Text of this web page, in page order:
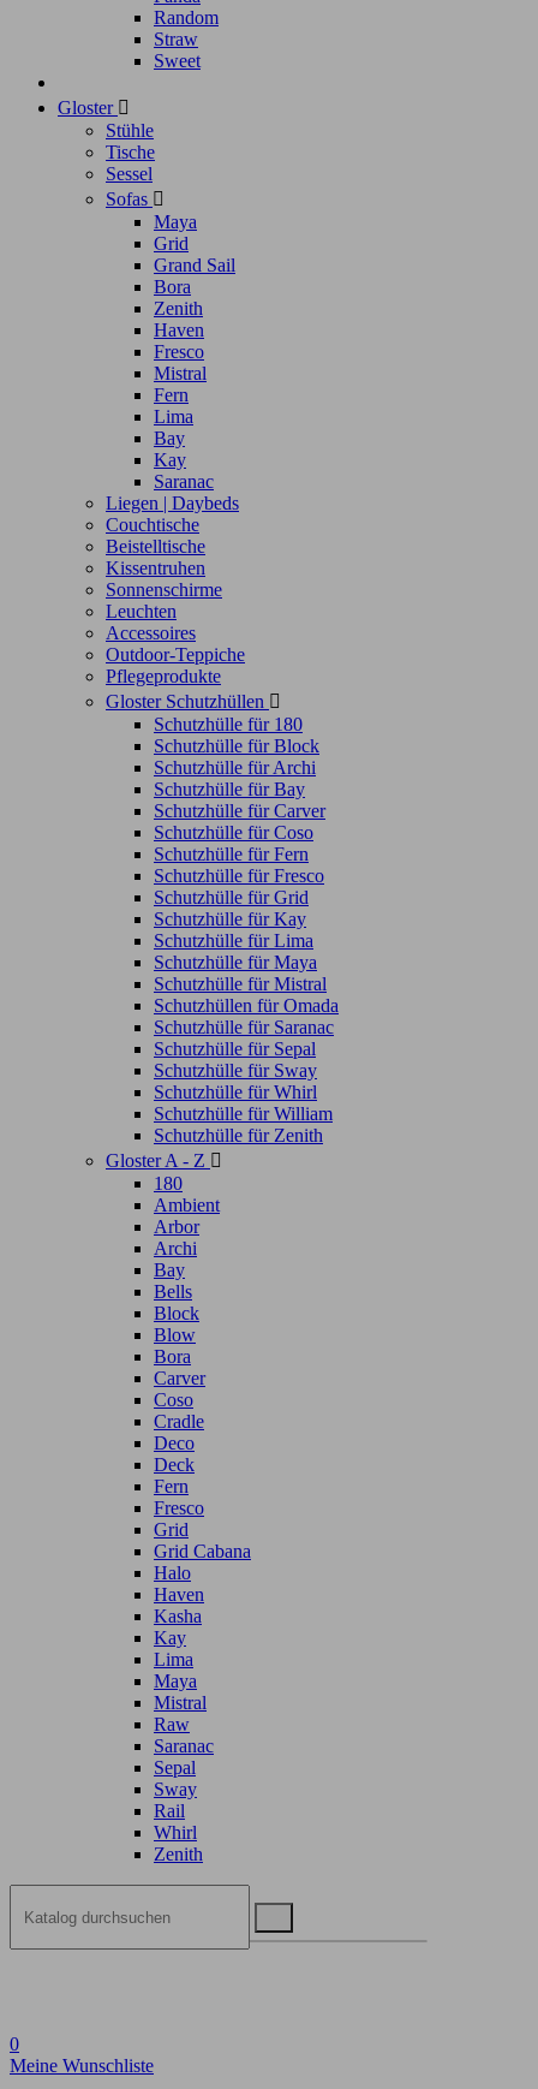
Random
Straw
Sweet
Gloster 
Stühle
Tische
Sessel
Sofas 
Maya
Grid
Grand Sail
Bora
Zenith
Haven
Fresco
Mistral
Fern
Lima
Bay
Kay
Saranac
Liegen | Daybeds
Couchtische
Beistelltische
Kissentruhen
Sonnenschirme
Leuchten
Accessoires
Outdoor-Teppiche
Pflegeprodukte
Gloster Schutzhüllen 
Schutzhülle für 180
Schutzhülle für Block
Schutzhülle für Archi
Schutzhülle für Bay
Schutzhülle für Carver
Schutzhülle für Coso
Schutzhülle für Fern
Schutzhülle für Fresco
Schutzhülle für Grid
Schutzhülle für Kay
Schutzhülle für Lima
Schutzhülle für Maya
Schutzhülle für Mistral
Schutzhüllen für Omada
Schutzhülle für Saranac
Schutzhülle für Sepal
Schutzhülle für Sway
Schutzhülle für Whirl
Schutzhülle für William
Schutzhülle für Zenith
Gloster A - Z 
180
Ambient
Arbor
Archi
Bay
Bells
Block
Blow
Bora
Carver
Coso
Cradle
Deco
Deck
Fern
Fresco
Grid
Grid Cabana
Halo
Haven
Kasha
Kay
Lima
Maya
Mistral
Raw
Saranac
Sepal
Sway
Rail
Whirl
Zenith
0
Meine Wunschliste